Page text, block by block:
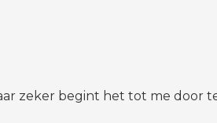
zeker begint het tot me